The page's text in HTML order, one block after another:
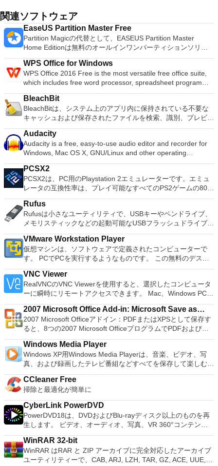
関連ソフトウェア
EaseUS Partition Master Free
Partition Magicの代替として、EASEUS Partition Master
Home Editionは無料のオールインワンパーティションソリュ
ーションおよびディスク管理ユーティリティです。パーティシ
ョンの拡張（特にシステムドライブ用）、ディスク領域の管
理、MBRおよびGUIDパーティションテーブル（GPT）ディス
クのディスク領域不足の問題の解決を可能にします。 パーテ
ィションのサイズ変更/移動システムドライブを拡張するディ
スクとパーティションをコピーパーティションをマージ分割パ
ーティション空き領域を再分配するダイナミックディスクの変
換パーティションを回復する
WPS Office for Windows
WPS Office 2016 Free is the most versatile free office suite,
which includes free word processor, spreadsheet program
and presentation maker. With these three programs you will
easily be able to deal with any office related tasks. WPS
Office 2016 Free has multiple language support for English,
French, German, Spanish, Portuguese,Russian and Polish
languages. To switch between languages requires only a
single click! Despite being a free suite, WPS Office comes
with many innovative features, such as the paragraph
adjustment tool and multiple tabbed feature. It also has a PDF
converter, spell check and word count feature. WPS Office
2016 Personal Edition supports switching language UI,File
Roaming and Docer online templates. Key features include:
Writer Efficient word processor. Presentation Multimedia
presentations creator. Spreadsheets Powerful tool for data
processing and analysis. 100% compatible with MS Office
document file types (.docx, .pptx, .xlsx, etc.). Thousands of
support (iOS and Android). WPS Cloud Storage included.
Although it is a free suite, WPS Office 2016 Free comes with
many innovative features, including a useful a paragraph
adjustment tool int he Writer program. It has an Office to PDF
converter, automatic spell checking and word count features.
It also has some neat tools such as the Watermark in
document, and converting PowerPoint to Word document
support. Overall, WPS Office 2016 Free is a good alternative
to Microsoft's offering. The Writer program is a versatile word
processor; the Presentation program is an easy to use and
effective slide show maker that helps you to create impressive
multimedia presentations; and the Spreadsheets program is
both a flexible and a powerful spreadsheet application.
BleachBit
BleachBitは、システム上のアプリ内に保持されている不要な
キャッシュおよび保存されたファイルを検索、識別、プレビュ
ー、および削除するように設計された無料のキャッシュクリー
ニングアプリです。 BleachBitを使用すると、ディスク領域を
解放し、プライバシーを保護できます。キャッシュ内のスペー
スを解放し、Cookieを削除し、インターネット履歴をクリア
し、一時ファイルを細断処理し、ログファイルを削除できま
す。 このアプリは、Firefox、Internet Explorer、Adobe
Flash、Google Chrome、Opera、Safari、Skypeなどの多数の
アプリケーションのクリーニングをサポートしています。 主
な機能は次のとおりです。 簡単に操作できるユーザーインタ
ーフェイス：説明を読み、必要なボックスにチェックを付け、
プレビューをクリックして削除をクリックします。 スクリプ
トと自動化のためのコマンドラインインターフェイス。 空き
ディスク領域を上書きして、以前に削除したファイルを非表示
にします。 CleanerMLを使用すると、誰でもXMLを使用して
新しいクリーナーを作成できます。 BleachBitでは、任意のフ
BleachBitには、FirefoxやSkypeなどのアプリ用のクリーナー
のリストが増え続けています。各クリーナー内で、BleachBit
は、キャッシュ、Cookie、ログファイルなどのクリーニング
可能なコンポーネントをカバーするオプションを提供します。
全体的に、BleachBitは多くの機能を備えた整頓された小さな
アプリです。 BleachBitを使用してディスク領域を解放できま
す。これにより、バックアップのサイズとバックアップの作成
時間が短縮されます。プライバシーを維持し、システムのパフ
ォーマンスを向上させることができます。また、空きディスク
領域を消去することにより、圧縮のためにディスクイメージ全
体を準備できます。
Audacity
Audacity is a free, easy-to-use audio editor and recorder for
Windows, Mac OS X, GNU/Linux and other operating
systems. You can use Audacity to: Record live audio. Convert
tapes and records into digital recordings or CDs. Edit Ogg
Vorbis, MP3, WAV or AIFF sound files. Cut, copy, splice or mix
sounds together. Change the speed or pitch of a recording.
Add new effects with LADSPA plug-ins. And more!
PCSX2
PCSX2は、PC用のPlaystation 2エミュレーターです。エミュ
レータの互換性率は、プレイ可能なすべてのPS2ゲームの80％
以上を誇っています。かなり強力なコンピューターを所有して
いる場合、PCSX2は優れたエミュレーターです。また、この
アプリケーションはローエンドコンピューターのサポートも提
供するため、Playstation 2コンソールのすべての所有者は、
PCで動作するゲームを見ることができます。 PCSX2エミュレ
ーターを使用すると、PS2コントローラーを使用して、本物の
プレイステーション体験をシミュレートできます。このアプリ
ケーションでは、ディスクからゲームを直接実行することも、
ハードドライブからISOイメージとして実行することもできま
す。 主な機能は次のとおりです。 Savestates：ボタンを1つ
押すだけで、ゲームの現在の「状態」を保存できます。 無制
限のメモリーカード：好きなだけメモリーカードを保存でき、
8MBから64MBまでの単一の物理カードに制限されなくなりま
した。 高解像度グラフィックス：PCSX2を使用すると、
1080pまたは4K HDでゲームをプレイできます。 全体とし
ゲームを高い精度でエミュレートでき、Windowsとエミュレ
ーターを切り替えることができます。欠点は、高速ゲームに苦
労し、時々フリーズまたはクラッシュすることです。* PCSX2
を使用するには、コンソールから抽出できるPlaystation 2
BIOSが必要です。
Rufus
Rufusは小さなユーティリティで、USBキーやペンドライブ、
メモリスティックなどの起動可能なUSBフラッシュドライブを
フォーマットおよび作成できます。 Rufusは、次のシナリオで
役立ちます。 Windows、Linux、およびUEFI用の起動可能な
ISOからUSBインストールメディアを作成する必要がある場
合。 OSがインストールされていないシステムで作業する必要
がある場合。 BIOSまたはその他のファームウェアをDOSから
フラッシュする必要がある場合。 低レベルのユーティリティ
を実行する必要がある場合。 Rufusは次の* ISOで動作しま
す：Arch Linux、Archbang、BartPE / pebuilder、CentOS、
Damn Small Linux、Fedora、FreeDOS、Gentoo、
gNewSense、Hiren&#39;s Boot CD、LiveXP、Knoppix、
Kubuntu、Linux Mint、NT Password Registry Editor、
OpenSUSE、Parted Magic、Slackware、Tails、Trinity
Rescue Kit、Ubuntu、Ultimate Boot CD、Windows XP（SP2
以降）、Windows Server 2003 R2、Windows Vista、
Windows 7、Windows 8。 *このリストは完全ではありませ
ア語、マレーシア語、セシュティナ、ダンスク、ドイツ語、英
語、スペイン語、フランス語、フルバツキー、イタリア語、ラ
トヴィエシュ、リエトゥビウ、マジャール、オランダ、ノルス
ク、ポルスキ、ポルトガル、ポルトガル、スロヴェンスキー、
スロベンツキー、スロヴェンスキーSrpski、Suomi、
Svenska、Türkçe。
VMware Workstation Player
仮想マシンは、ソフトウェアで定義されたコンピューターで
す。 PCでPCを実行するようなものです。 この無料のデスク
トップ仮想化ソフトウェアアプリケーションにより、VMware
Workstation、VMware Fusion、VMware Server、または
VMware ESXで作成された仮想マシンを簡単に操作できます。
主な機能は次のとおりです。 1台のPCで複数のオペレーティ
ングシステムを同時に実行します。 インストールや構成の問
題なしに、事前構成された製品の利点を体験してください。
ホストコンピューターと仮想マシン間でデータを共有します。
32ビットと64ビットの両方の仮想マシンを実行します。 2-
way Virtual SMPを活用します。 サードパーティの仮想マシン
とイメージを使用します。 ホストコンピューターと仮想マシ
ン間でデータを共有します。 幅広いホストおよびゲストオペ
レーティングシステムのサポート。 USB 2.0デバイスのサポー
ト。 起動時にアプライアンス情報を取得します。 直感的なホ
ームページインターフェイスを介して仮想マシンに簡単にアク
想マシンまたはMicrosoft Virtual PC仮想マシンもサポートして
います。
VNC Viewer
RealVNCのVNC Viewerを使用すると、選択したコンピュータ
ーに瞬時にリモートアクセスできます。 Mac、Windows PC、
またはLinuxマシン、世界中のどこからでも。 VNC Viewerを
使用すると、コンピューターのデスクトップを表示したり、コ
ンピューターの前に直接座っているかのようにマウスとキーボ
ードを制御したりできます。 VNC Viewerは、インストールと
使用が簡単です。制御したいデバイスでインストーラーを実行
し、指示に従ってください。オプションで、Windowsでのリ
モート展開に使用可能なMSIがあります。デスクトッププラッ
トフォームにVNC Viewerをインストールする権限がない場合
は、スタンドアロンオプションを選択する必要があります。
主な機能は次のとおりです。 クラウドサービスを介してVNC
Connectを実行しているコンピューターに接続します。 Apple
Screen Sharing（ARD）などのサードパーティ製のVNC互換
ソフトウェアを実行しているコンピューターに直接接続しま
す。 各デバイスでVNC Viewerにサインインして、すべてのデ
ボードの上のスクロールバーには、Command / Windowsなど
の高度なキーが含まれています。 Bluetoothキーボードのサポ
ート。 VNC Connectサブスクリプションには、無料、有料、
2007 Microsoft Office Add-in: Microsoft Save as
PDF or XPS
2007 Microsoft Officeアドイン：PDFまたはXPSとして保存す
ると、8つの2007 Microsoft OfficeプログラムでPDFおよび
XPS形式にエクスポートして保存できます。このツールを使用
すると、これらのプログラムのサブセットでPDF形式および
XPS形式の電子メール添付ファイルとして送信することもでき
ます（特定の機能はプログラムによって異なります）。 この
ダウンロードは、次のOfficeプログラムで動作します。
Microsoft Office Access 2007。 Microsoft Office Excel 2007。
Microsoft Office InfoPath 2007。 Microsoft Office OneNote
2007。 Microsoft Office PowerPoint 2007。 Microsoft Office
Publisher 2007。 Microsoft Office Visio 2007。 Microsoft
Office Word 2007。 2007 Microsoft Officeプログラムのこの
Microsoft Save as PDFまたはXPSアドインは、2007 Microsoft
Office systemソフトウェアの補足条項であり、2007 Microsoft
Office systemソフトウェアのライセンス条項の対象となりま
す。 システム要件：サポートされているオペレーティングシ
Windows Media Player
Windows XP用Windows Media Playerは、音楽、ビデオ、写
真、および録画したテレビ番組などすべてを保存して楽しむ最
適な機能を搭載しています。 再生、表示、外出先で楽しむた
めのポータブル デバイスとの同期、さらには家中のデバイス
との共有も、すべて1か所で行えます。 シンプルなデザイン -
まったく新しい外観でデジタル エンターテイメントを楽しめ
ます。 大好きな音楽をより多く - デジタル音楽体験がさらに
楽しくなります。 エンターテイメントをすべて1つの場所に -
音楽、ビデオ、写真、録画したテレビ番組をすべて保存して楽
しめます。 どこでも楽しめる - どこにいても音楽、ビデオ、
写真にアクセスできます。
CCleaner Free
掃除と最適化が簡単に
CyberLink PowerDVD
PowerDVD18は、DVDおよびBlu-rayディスク以上のものを再
生します。 ビデオ、オーディオ、写真、VR 360°コンテン
ツ、さらにはYouTubeやVimeoにとっても、PowerDVD18は重
要なエンターテイメントの仲間です。 Ultra HD HDR TVとサ
ラウンドサウンドシステムの可能性を解き放ち、360°ビデオ
の増え続けるコレクションへのアクセスで仮想世界に没頭する
WinRAR 32-bit
WinRAR はRAR と ZIP アーカイブに完全対応したアーカイブ
ユーティリティーで、CAB, ARJ, LZH, TAR, GZ, ACE, UUE,